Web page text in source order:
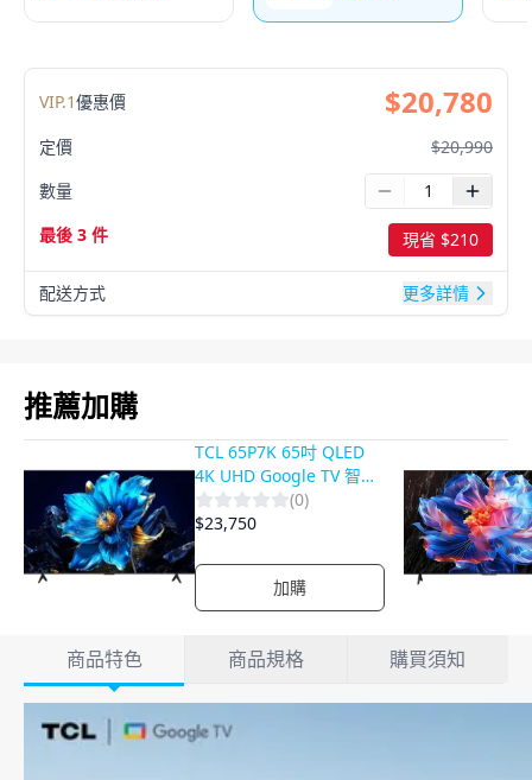
VIP.1優惠價 $20,780
定價 $20,990
數量
最後 3 件
現省 $210
配送方式 更多詳情
推薦加購
TCL 65P7K 65吋 QLED
4K UHD Google TV 智慧
電視
(0)
$23,750
加購
產品詳情商品特色 商品規格 購買須知
商品特色